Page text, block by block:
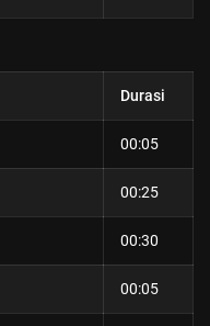
Durasi
00:05
00:25
00:30
00:05